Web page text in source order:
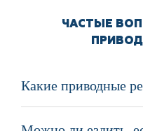
ЧАСТЫЕ
Какие приводные